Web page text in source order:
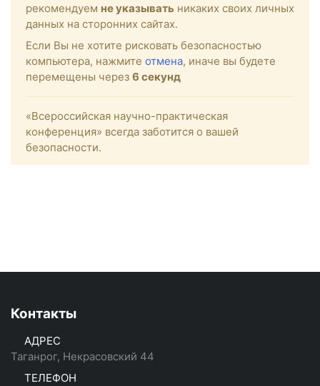
рекомендуем не указывать никаких своих личных
данных на сторонних сайтах.
Если Вы не хотите рисковать безопасностью
компьютера, нажмите отмена, иначе вы будете
перемещены через 6 секунд
«Всероссийская научно-практическая
конференция» всегда заботится о вашей
безопасности.
Контакты
АДРЕС
Таганрог, Некрасовский 44
ТЕЛЕФОН